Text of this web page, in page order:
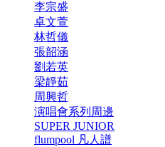
李宗盛
卓文萱
林哲儀
張韶涵
劉若英
梁靜茹
周興哲
演唱會系列周邊
SUPER JUNIOR
flumpool 凡人譜